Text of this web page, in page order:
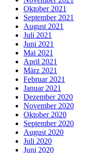
Oktober 2021
September 2021
August 2021
Juli 2021
Juni 2021
Mai 2021
April 2021
März 2021
Februar 2021
Januar 2021
Dezember 2020
November 2020
Oktober 2020
September 2020
August 2020
Juli 2020
Juni 2020